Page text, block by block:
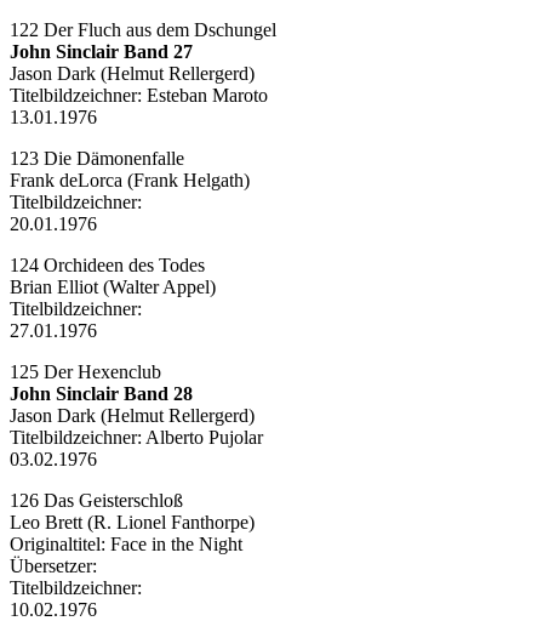
122 Der Fluch aus dem Dschungel
John Sinclair Band 27
Jason Dark (Helmut Rellergerd)
Titelbildzeichner: Esteban Maroto
13.01.1976
123 Die Dämonenfalle
Frank deLorca (Frank Helgath)
Titelbildzeichner:
20.01.1976
124 Orchideen des Todes
Brian Elliot (Walter Appel)
Titelbildzeichner:
27.01.1976
125 Der Hexenclub
John Sinclair Band 28
Jason Dark (Helmut Rellergerd)
Titelbildzeichner: Alberto Pujolar
03.02.1976
126 Das Geisterschloß
Leo Brett (R. Lionel Fanthorpe)
Originaltitel: Face in the Night
Übersetzer:
Titelbildzeichner:
10.02.1976